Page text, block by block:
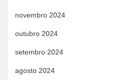
novembro 2024
outubro 2024
setembro 2024
agosto 2024